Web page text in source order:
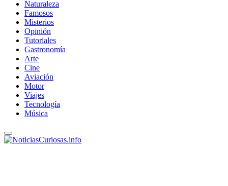
Naturaleza
Famosos
Misterios
Opinión
Tutoriales
Gastronomía
Arte
Cine
Aviación
Motor
Viajes
Tecnología
Música